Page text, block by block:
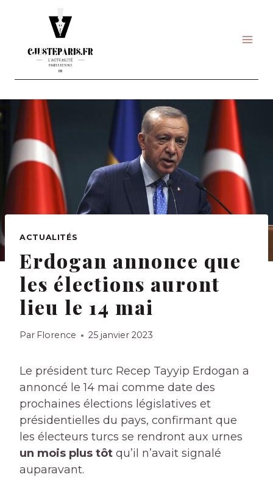
ACTUALITÉS
Erdogan annonce que
les élections auront
lieu le 14 mai
Par Florence 25 janvier 2023
Le président turc Recep Tayyip Erdogan a
annoncé le 14 mai comme date des
prochaines élections législatives et
présidentielles du pays, confirmant que
les électeurs turcs se rendront aux urnes
un mois plus tôt qu’il n’avait signalé
auparavant.